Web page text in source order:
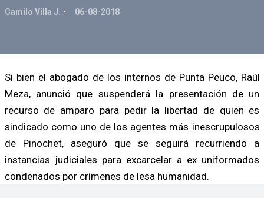
Camilo Villa J. 06-08-2018
Si bien el abogado de los internos de Punta Peuco, Raúl
Meza, anunció que suspenderá la presentación de un
recurso de amparo para pedir la libertad de quien es
sindicado como uno de los agentes más inescrupulosos
de Pinochet, aseguró que se seguirá recurriendo a
instancias judiciales para excarcelar a ex uniformados
condenados por crímenes de lesa humanidad.